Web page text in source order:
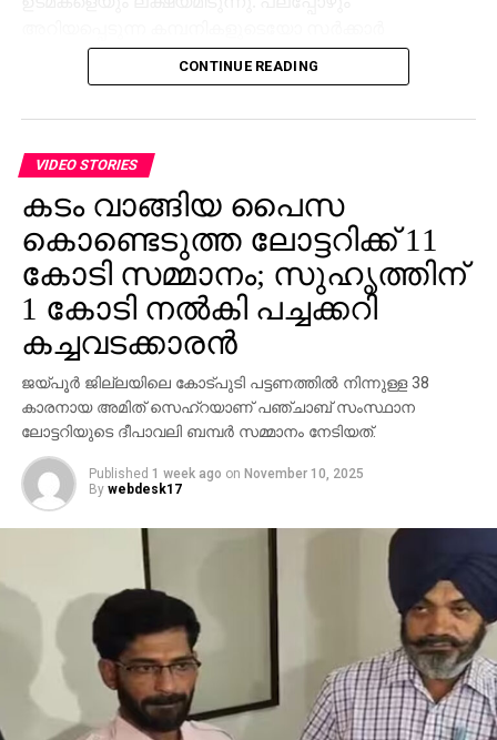
ഏജന്‍സികളുടെയോ പേരില്‍ വ്യാജ ജോലി
ലിസ്റ്റിംഗുകള്‍ സൃഷ്ടിക്കപ്പെടുന്നു. ഇരകളോട്
ആവശ്യപ്പെടുന്നതാണ് സാധാരണ രീതി. ചിലര്‍
മാല്‍വെയര്‍ ഇന്‍സ്റ്റാള്‍ ചെയ്യാനോ ഡാറ്റ
മോഷ്ടിക്കാനോ ലക്ഷ്യമിട്ടുള്ള വ്യാജ അഭിമുഖ
സോഫ്റ്റ്‌വെയറുകളും അയക്കുന്നു. ഇത്തരം തട്ടിപ്പുകള്‍
വ്യക്തികള്‍ക്കും സ്ഥാപനങ്ങള്‍ക്കും ഗുരുതരമായ
ഭീഷണിയാണെന്ന് ഗൂഗിള്‍ മുന്നറിയിപ്പ് നല്‍കി.
നിയമാനുസൃത തൊഴിലുടമകള്‍ ഒരിക്കലും സാമ്പത്തിക
വിവരങ്ങളോ പേയ്‌മെന്റെ് ആവശ്യങ്ങളോ
ഉന്നയിക്കില്ലെന്നും ഉപയോക്താക്കള്‍ ഓണ്‍ലൈനില്‍
കൂടുതല്‍ ജാഗ്രത പാലിക്കണമെന്നും ഗൂഗിള്‍
വ്യക്തമാക്കി.
CONTINUE READING
VIDEO STORIES
കടം വാങ്ങിയ പൈസ
കൊണ്ടെടുത്ത ലോട്ടറിക്ക് 11
കോടി സമ്മാനം; സുഹൃത്തിന്
1 കോടി നല്‍കി പച്ചക്കറി
കച്ചവടക്കാരന്‍
ജയ്പൂര്‍ ജില്ലയിലെ കോട്പുടി പട്ടണത്തില്‍ നിന്നുള്ള 38
കാരനായ അമിത് സെഹ്‌റയാണ് പഞ്ചാബ് സംസ്ഥാന
ലോട്ടറിയുടെ ദീപാവലി ബമ്പര്‍ സമ്മാനം നേടിയത്.
Published 1 week ago on November 10, 2025
By webdesk17